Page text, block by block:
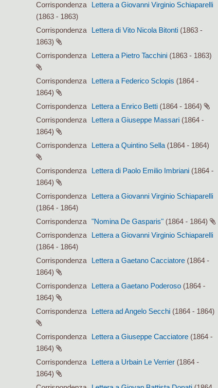
Corrispondenza
Lettera a Giovanni Virginio Schiaparelli
(1863 - 1863)
Corrispondenza
Lettera di Vito Nicola Bitonti (1863 -
1863)
Corrispondenza
Lettera a Pietro Tacchini (1863 - 1863)
Corrispondenza Lettera a Federico Sclopis (1864 -
1864)
Corrispondenza
Lettera a Enrico Betti (1864 - 1864)
Corrispondenza
Lettera a Giuseppe Massari (1864 -
1864)
Corrispondenza
Lettera a Quintino Sella (1864 - 1864)
Corrispondenza Lettera di Paolo Emilio Imbriani (1864 -
1864)
Corrispondenza
Lettera a Giovanni Virginio Schiaparelli
(1864 - 1864)
Corrispondenza
"Nomina De Gasparis" (1864 - 1864)
Corrispondenza
Lettera a Giovanni Virginio Schiaparelli
(1864 - 1864)
Corrispondenza
Lettera a Gaetano Cacciatore (1864 -
1864)
Corrispondenza
Lettera a Gaetano Poderoso (1864 -
1864)
Corrispondenza
Lettera ad Angelo Secchi (1864 - 1864)
Corrispondenza Lettera a Giuseppe Cacciatore (1864 -
1864)
Corrispondenza
Lettera a Urbain Le Verrier (1864 -
1864)